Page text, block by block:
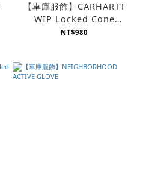
【車庫服飾】CARHARTT
WIP Locked Cone
Incense Holder
NT$980